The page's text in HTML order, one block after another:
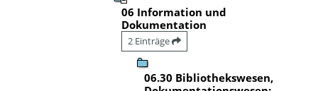
06 Information und
Dokumentation
2 Einträge
06.30 Bibliothekswesen,